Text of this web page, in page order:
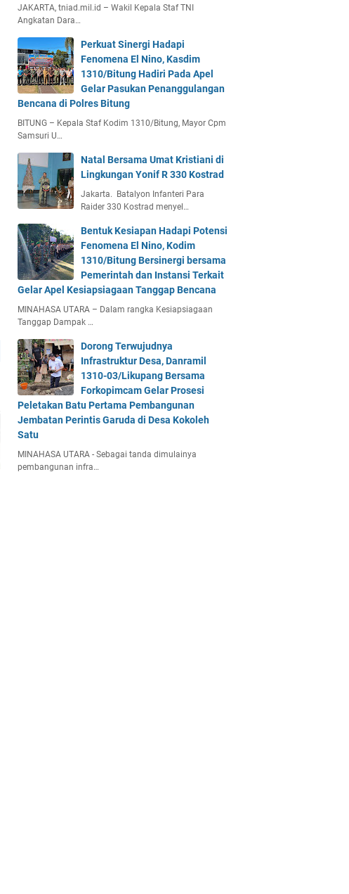
JAKARTA, tniad.mil.id – Wakil Kepala Staf TNI
Angkatan Dara…
Perkuat Sinergi Hadapi
Fenomena El Nino, Kasdim
1310/Bitung Hadiri Pada Apel
Gelar Pasukan Penanggulangan
Bencana di Polres Bitung
BITUNG – Kepala Staf Kodim 1310/Bitung, Mayor Cpm
Samsuri U…
Natal Bersama Umat Kristiani di
Lingkungan Yonif R 330 Kostrad
Jakarta. Batalyon Infanteri Para
Raider 330 Kostrad menyel…
Bentuk Kesiapan Hadapi Potensi
Fenomena El Nino, Kodim
1310/Bitung Bersinergi bersama
Pemerintah dan Instansi Terkait
Gelar Apel Kesiapsiagaan Tanggap Bencana
MINAHASA UTARA – Dalam rangka Kesiapsiagaan
Tanggap Dampak …
Dorong Terwujudnya
Infrastruktur Desa, Danramil
1310-03/Likupang Bersama
Forkopimcam Gelar Prosesi
Peletakan Batu Pertama Pembangunan
Jembatan Perintis Garuda di Desa Kokoleh
Satu
MINAHASA UTARA - Sebagai tanda dimulainya
pembangunan infra…